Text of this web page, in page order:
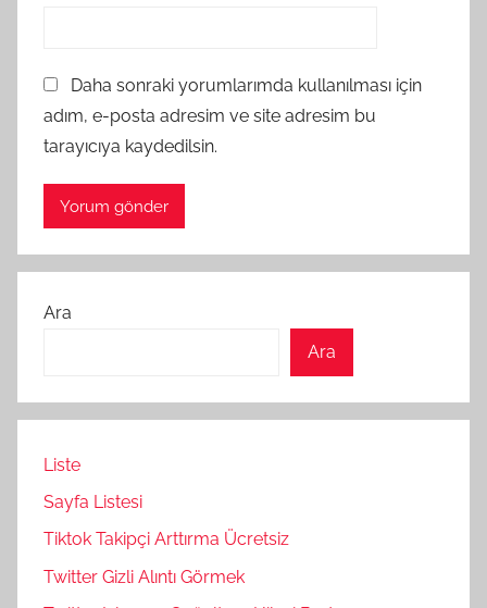
Daha sonraki yorumlarımda kullanılması için
adım, e-posta adresim ve site adresim bu
tarayıcıya kaydedilsin.
Ara
Ara
Liste
Sayfa Listesi
Tiktok Takipçi Arttırma Ücretsiz
Twitter Gizli Alıntı Görmek